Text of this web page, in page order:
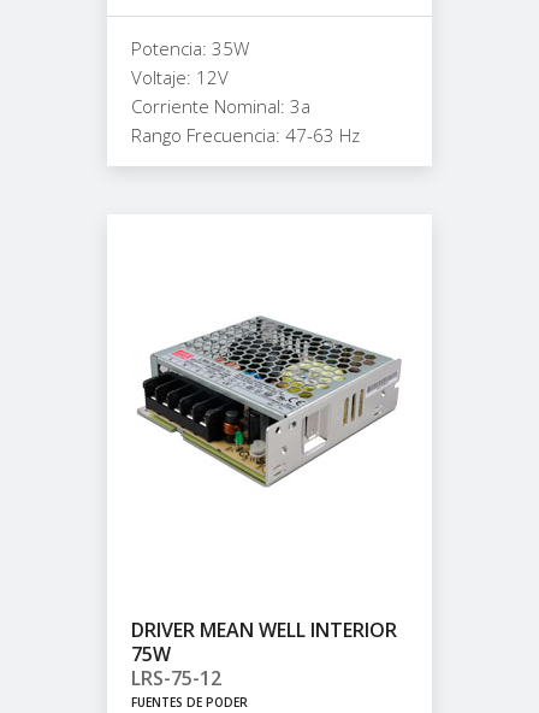
Potencia: 35W
Voltaje: 12V
Corriente Nominal: 3a
Rango Frecuencia: 47-63 Hz
DRIVER MEAN WELL INTERIOR
75W
LRS-75-12
FUENTES DE PODER